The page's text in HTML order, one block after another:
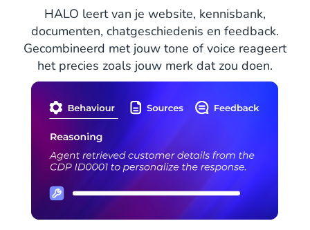
HALO leert van je website, kennisbank,
documenten, chatgeschiedenis en feedback.
Gecombineerd met jouw tone of voice reageert
het precies zoals jouw merk dat zou doen.